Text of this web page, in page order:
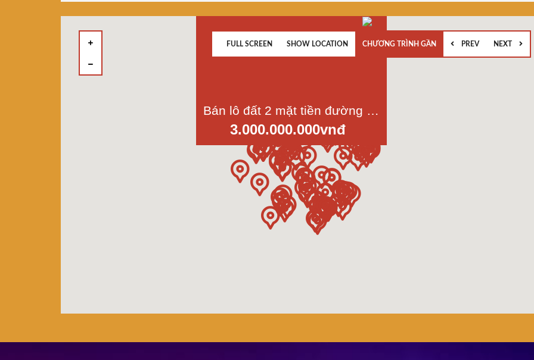
Bán lô đất 2 mặt tiền đường Tam Tân, Thái Mỹ, Củ Chi, đối diện kênh Thầy Kai, diện tích 3000m2
3.000.000.000vnđ
FULL SCREEN SHOW LOCATION CHƯƠNG TRÌNH GẦN PREV NEXT